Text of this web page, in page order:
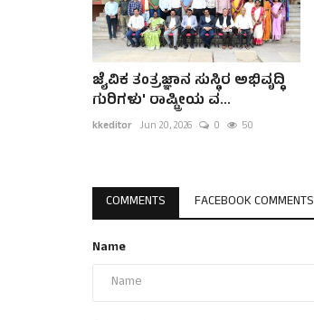
ಜೈವಿಕ ತಂತ್ರಜ್ಞಾನ ಸುಸ್ಥಿರ ಅಭಿವೃದ್ಧಿ
ಗುರಿಗಳು' ರಾಷ್ಟ್ರೀಯ ವ...
kkeditor Jun 20, 2026 0 50
COMMENTS FACEBOOK COMMENTS
Name